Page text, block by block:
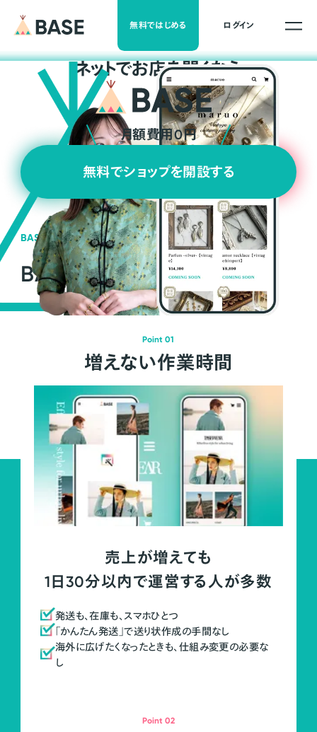
無料ではじめる ログイン
ネットでお店を開くなら
月額費用0円
無料でショップを開設する
BASEの強み
BASEが強い3つの理由
Point 01
増えない作業時間
売上が増えても
1日30分以内で運営する人が多数
発送も、在庫も、スマホひとつ
「かんたん発送」で送り状作成の手間なし
海外に広げたくなったときも、仕組み変更の必要な
し
Point 02